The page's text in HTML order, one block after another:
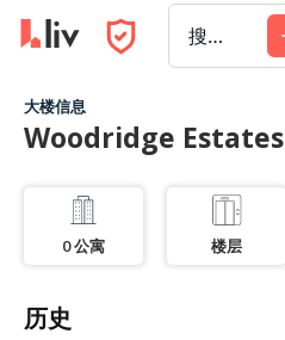
搜索城市、建筑或公司
大楼信息
Woodridge Estates
0公寓 楼层
历史